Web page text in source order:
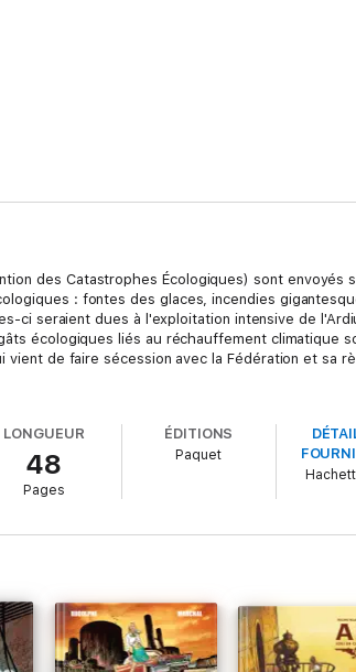
des Catastrophes Écologiques) sont envoyés
: fontes des glaces, incendies
ci seraient dues à l'exploitation intensive de
écologiques liés au réchauffement climatique
de faire sécession avec la Fédération et sa
LONGUEUR
48
Pages
ÉDITIONS
Paquet